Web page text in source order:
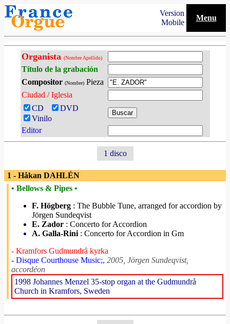
Version
Mobile
Menu
Organista (Nombre Apellido)
Título de la grabación
Compositor (Nombre)Pieza
Ciudad / Iglesia
CD
DVD
Vinilo
Editor
1 disco
1 - Håkan DAHLÉN
• Bellows & Pipes •
F. Högberg : The Bubble Tune, arranged for accordion by
Jörgen Sundeqvist
E. Zador : Concerto for Accordion
A. Galla-Rini : Concerto for Accordion in Gm
- Kramfors Gudmundrå kyrka
- Disque Courthouse Music;, 2005, Jörgen Sundeqvist,
accordéon
1998 Johannes Menzel 35-stop organ at the Gudmundrå
Church in Kramfors, Sweden